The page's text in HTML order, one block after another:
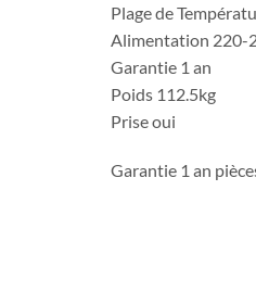
Plage de
Alimentation 220-
Garantie 1 an
Poids 112.5kg
Prise oui
Garantie 1 an